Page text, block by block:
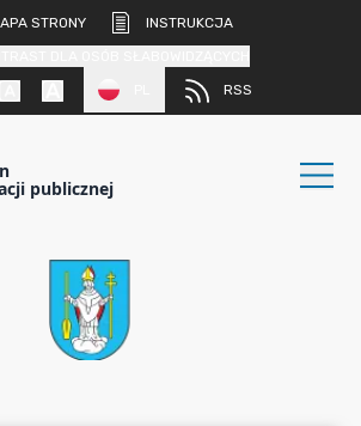
STRONY
INSTRUKCJA
RSS
publicznej